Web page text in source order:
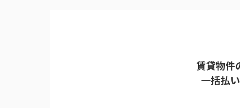
賃貸物件
一括払